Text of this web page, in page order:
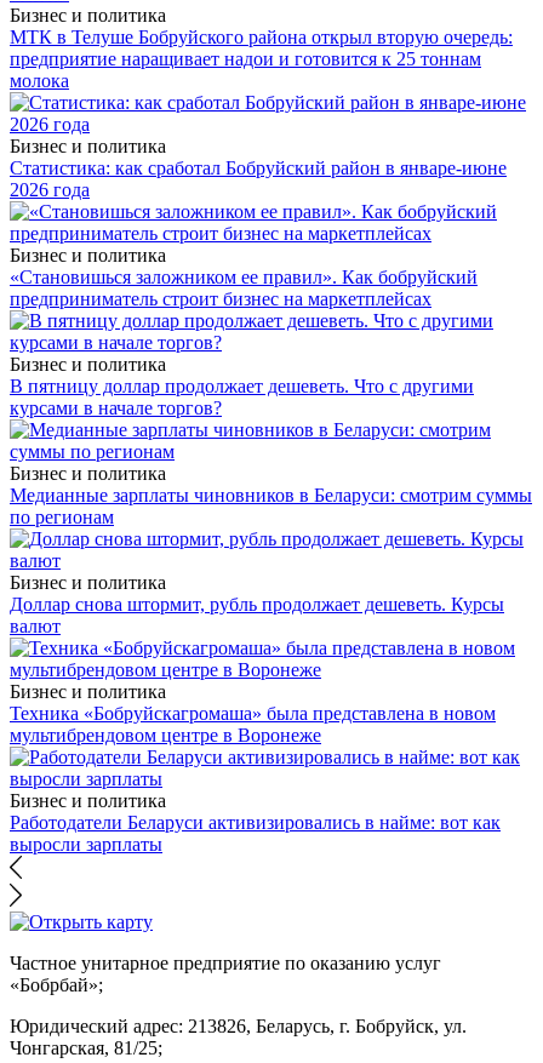
Бизнес и политика
МТК в Телуше Бобруйского района открыл вторую очередь:
предприятие наращивает надои и готовится к 25 тоннам
молока
Бизнес и политика
Статистика: как сработал Бобруйский район в январе-июне
2026 года
Бизнес и политика
«Становишься заложником ее правил». Как бобруйский
предприниматель строит бизнес на маркетплейсах
Бизнес и политика
В пятницу доллар продолжает дешеветь. Что с другими
курсами в начале торгов?
Бизнес и политика
Медианные зарплаты чиновников в Беларуси: смотрим суммы
по регионам
Бизнес и политика
Доллар снова штормит, рубль продолжает дешеветь. Курсы
валют
Бизнес и политика
Техника «Бобруйскагромаша» была представлена в новом
мультибрендовом центре в Воронеже
Бизнес и политика
Работодатели Беларуси активизировались в найме: вот как
выросли зарплаты
Частное унитарное предприятие по оказанию услуг
«Бобрбай»;
Юридический адрес: 213826, Беларусь, г. Бобруйск, ул.
Чонгарская, 81/25;